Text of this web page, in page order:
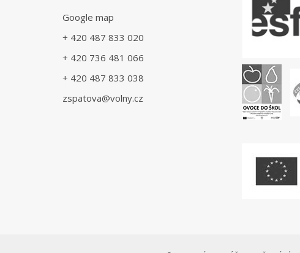
Google map
+ 420 487 833 020
+ 420 736 481 066
+ 420 487 833 038
zspatova@volny.cz